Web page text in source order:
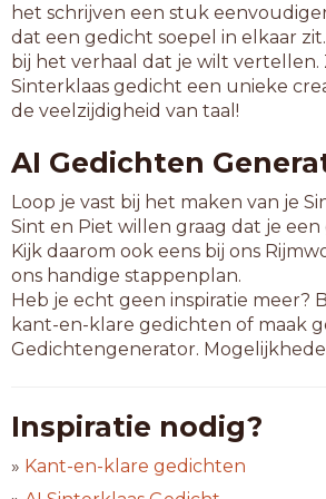
het schrijven een stuk
dat een gedicht soepel in elkaar
bij het verhaal dat je wilt
Sinterklaas gedicht een unieke
de veelzijdigheid van taal!
AI Gedichten
Loop je vast bij het maken van je
Sint en Piet willen graag dat je
Kijk daarom ook eens bij ons
ons handige stappenplan.
Heb je echt geen inspiratie meer?
kant-en-klare gedichten of maak
Gedichtengenerator.
Inspiratie nodig?
» Kant-en-klare gedichten